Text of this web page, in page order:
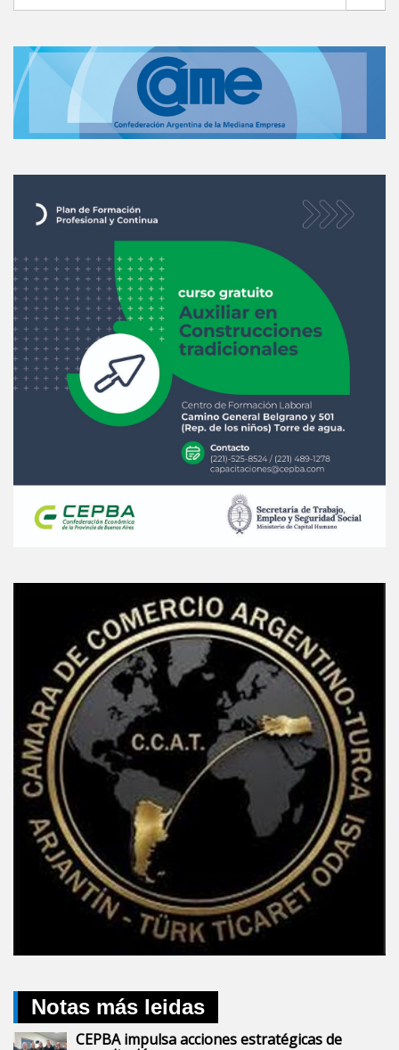
Notas más leidas
CEPBA impulsa acciones estratégicas de